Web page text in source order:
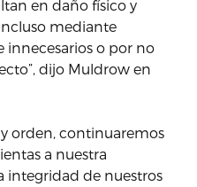
en daño físico y
mediante
o por no
dijo Muldrow en
y orden, continuaremos
a nuestra
integridad de nuestros